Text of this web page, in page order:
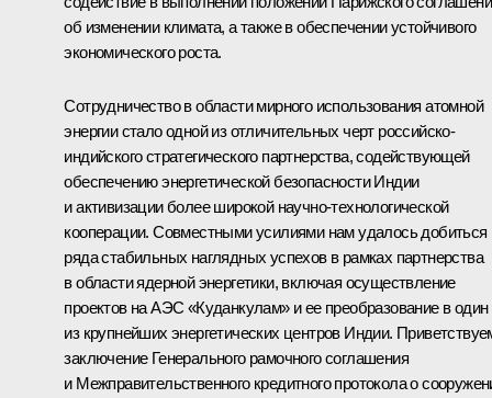
об изменении климата, а также в обеспечении устойчивого
экономического роста.
Сотрудничество в области мирного использования атомной
энергии стало одной из отличительных черт российско-
индийского стратегического партнерства, содействующей
обеспечению энергетической безопасности Индии
и активизации более широкой научно-технологической
кооперации. Совместными усилиями нам удалось добиться
ряда стабильных наглядных успехов в рамках партнерства
в области ядерной энергетики, включая осуществление
проектов на АЭС «Куданкулам» и ее преобразование в один
из крупнейших энергетических центров Индии.
заключение Генерального рамочного соглашения
и Межправительственного кредитного протокола о